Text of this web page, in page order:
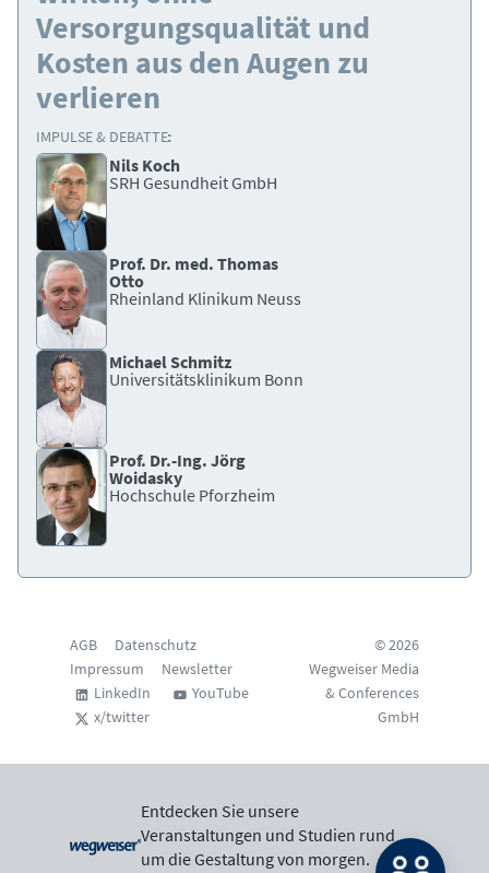
Versorgungsqualität und
Kosten aus den Augen zu
verlieren
IMPULSE & DEBATTE:
Nils Koch
SRH Gesundheit GmbH
Prof. Dr. med. Thomas
Otto
Rheinland Klinikum Neuss
Michael Schmitz
Universitätsklinikum Bonn
Prof. Dr.-Ing. Jörg
Woidasky
Hochschule Pforzheim
AGB
Datenschutz
Impressum
Newsletter
LinkedIn
YouTube
x/twitter
© 2026
Wegweiser Media
& Conferences
GmbH
Entdecken Sie unsere
Veranstaltungen und Studien rund
um die Gestaltung von morgen.